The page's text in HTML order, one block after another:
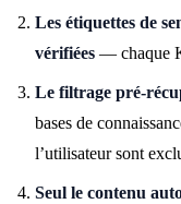
Les étiquettes de
vérifiées — chaque
Le filtrage pré-
bases de
l’utilisateur sont
Seul le contenu